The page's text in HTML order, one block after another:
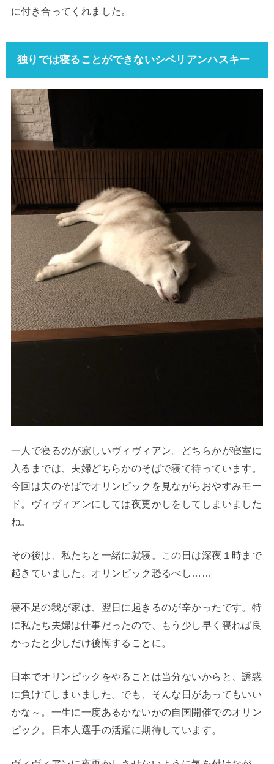
に付き合ってくれました。
独りでは寝ることができないシベリアンハスキー
一人で寝るのが寂しいヴィヴィアン。どちらかが寝室に
入るまでは、夫婦どちらかのそばで寝て待っています。
今回は夫のそばでオリンピックを見ながらおやすみモー
ド。ヴィヴィアンにしては夜更かしをしてしまいました
ね。
その後は、私たちと一緒に就寝。この日は深夜１時まで
起きていました。オリンピック恐るべし……
寝不足の我が家は、翌日に起きるのが辛かったです。特
に私たち夫婦は仕事だったので、もう少し早く寝れば良
かったと少しだけ後悔することに。
日本でオリンピックをやることは当分ないからと、誘惑
に負けてしまいました。でも、そんな日があってもいい
かな～。一生に一度あるかないかの自国開催でのオリン
ピック。日本人選手の活躍に期待しています。